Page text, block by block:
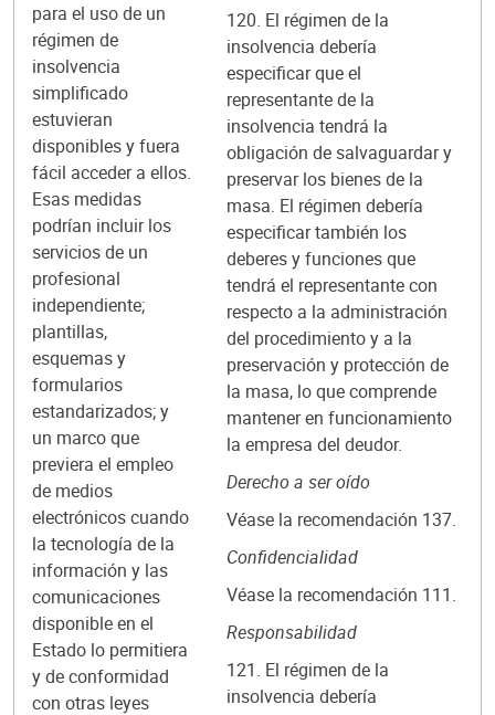
para el uso de un
régimen de
insolvencia
simplificado
estuvieran
disponibles y fuera
fácil acceder a ellos.
Esas medidas
podrían incluir los
servicios de un
profesional
independiente;
plantillas,
esquemas y
formularios
estandarizados; y
un marco que
previera el empleo
de medios
electrónicos cuando
la tecnología de la
información y las
comunicaciones
disponible en el
Estado lo permitiera
y de conformidad
con otras leyes
120. El régimen de la
insolvencia debería
especificar que el
representante de la
insolvencia tendrá la
obligación de salvaguardar y
preservar los bienes de la
masa. El régimen debería
especificar también los
deberes y funciones que
tendrá el representante con
respecto a la administración
del procedimiento y a la
preservación y protección de
la masa, lo que comprende
mantener en funcionamiento
la empresa del deudor.
Derecho a ser oído
Véase la recomendación 137.
Confidencialidad
Véase la recomendación 111.
Responsabilidad
121. El régimen de la
insolvencia debería